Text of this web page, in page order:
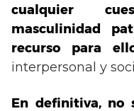
cualquier
masculinidad
recurso para
interpersonal y
En definitiva, no